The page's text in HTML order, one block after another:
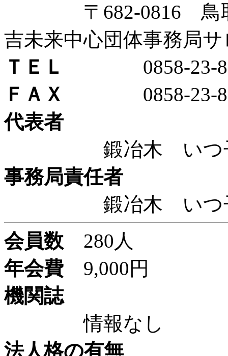
〒682-0816 鳥取
吉未来中心団体事務局
ＴＥＬ
0858-23-
ＦＡＸ
0858-23-
代表者
鍛冶木 い
事務局責任者
鍛冶木 い
会員数 280人
年会費 9,000円
機関誌
情報なし
法人格の有無